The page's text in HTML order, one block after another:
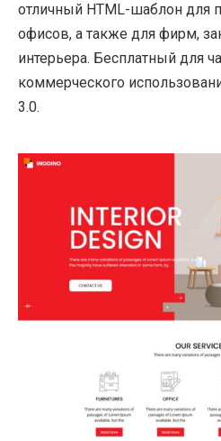
отличный HTML-шаблон для
офисов, а также для фирм,
интерьера. Бесплатный для
коммерческого
3.0.